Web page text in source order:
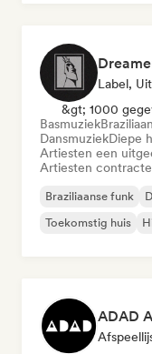
Label,
&gt; 1000
Basmuziek
DansmuziekDiepe
Artiesten een
Artiesten
Braziliaanse funk
Toekomstig huis
ADAD